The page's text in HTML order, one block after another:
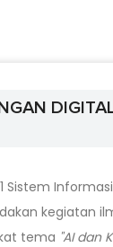
Sistem
kegiatan
tema "AI dan